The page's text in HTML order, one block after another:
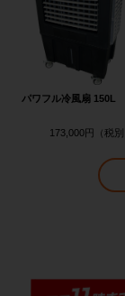
パワフル冷風扇 150L
173,000円